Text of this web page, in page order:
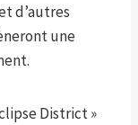
d’autres
une
District »